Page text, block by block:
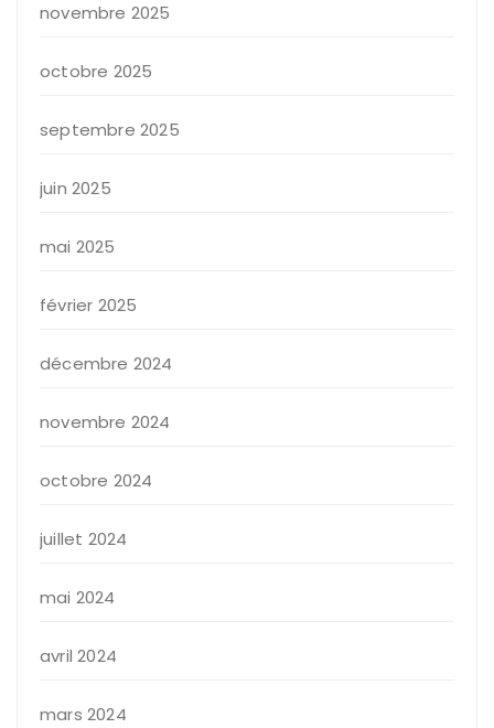
novembre 2025
octobre 2025
septembre 2025
juin 2025
mai 2025
février 2025
décembre 2024
novembre 2024
octobre 2024
juillet 2024
mai 2024
avril 2024
mars 2024